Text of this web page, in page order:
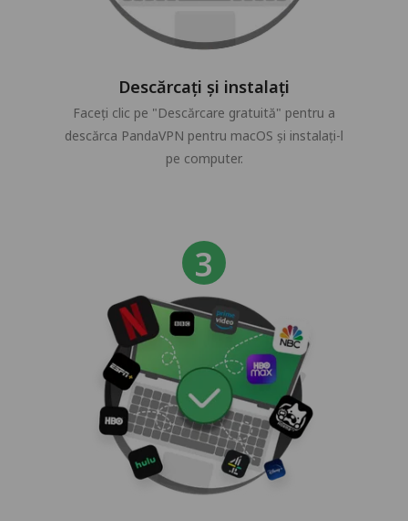
Descărcați și instalați
Faceți clic pe "Descărcare gratuită" pentru a
descărca PandaVPN pentru macOS și instalați-l
pe computer.